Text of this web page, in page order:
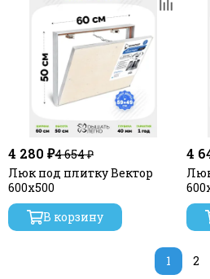
4 280 ₽4 654 ₽
Люк под плитку Вектор
600х500
В корзину
4
1 2